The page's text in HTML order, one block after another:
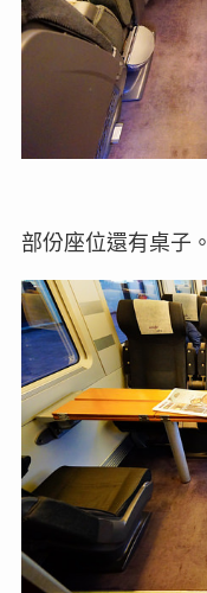
部份座位還有桌子。